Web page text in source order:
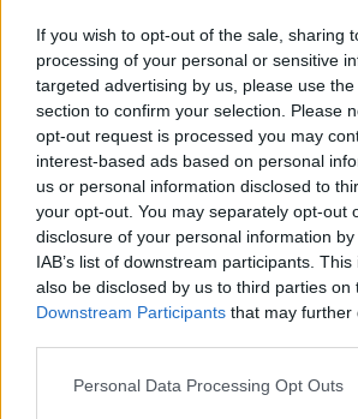
If you wish to opt-out of the sale, sharing
processing of your personal or sensitive
targeted advertising by us, please use
section to confirm your selection. Please
opt-out request is processed you may
interest-based ads based on personal
us or personal information disclosed to
your opt-out. You may separately opt-out
disclosure of your personal information
IAB’s list of downstream participants.
also be disclosed by us to third parties on
Downstream Participants that may further
Personal Data Processing Opt Outs
υπηρεσίες διάσωσης, αλλά και σε
αστυνομία. Σε τέσσερις
πραγματοποίησε η αστυνομία,
αποτύπωμα στο σημείο και ο
σώμα δεν ήταν συμβατά με τυχαία
Ο Τζόναθαν Άντιτς είχε δηλώσει
ότι ο πατέρας του είχε σταματήσει
φωτογραφίες στο σημείο της
όταν εξετάστηκε το πτώμα, το
βρέθηκε στην τσέπη του και τα
ότι είχε χρησιμοποιηθεί μόνο για